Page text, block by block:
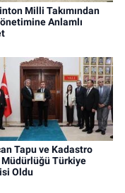
Milli Takımından
Anlamlı
Tapu ve Kadastro
Türkiye
Oldu